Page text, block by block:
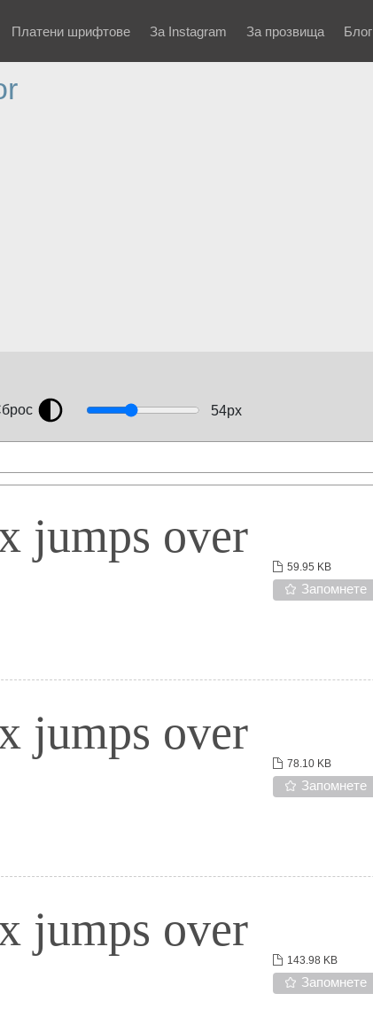
Платени шрифтове За Instagram За прозвища Блог
54px
jumps over
59.95 KB
Запомнете
jumps over
78.10 KB
Запомнете
jumps over
143.98 KB
Запомнете